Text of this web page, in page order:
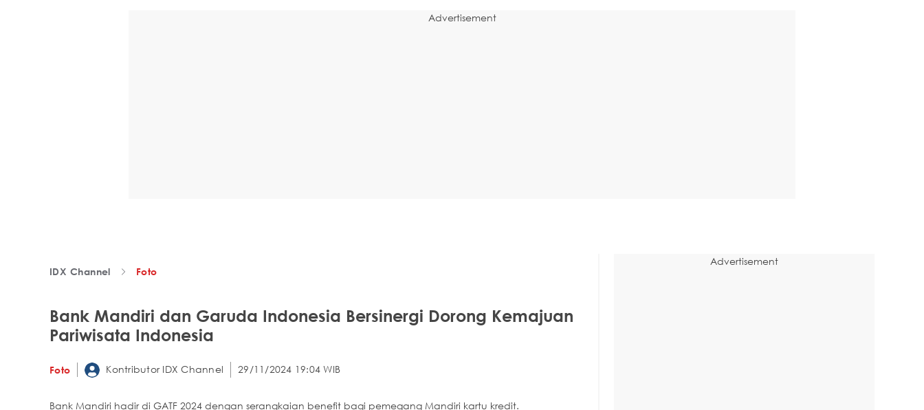
Advertisement
IDX Channel Foto
Bank Mandiri dan Garuda Indonesia Bersinergi Dorong Kemajuan
Pariwisata Indonesia
Foto Kontributor IDX Channel 29/11/2024 19:04 WIB
Bank Mandiri hadir di GATF 2024 dengan serangkaian benefit bagi pemegang Mandiri kartu kredit.
Advertisement